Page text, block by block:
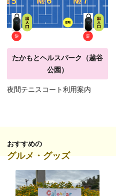
たかもとヘルスパーク（越谷
公園）
夜間テニスコート利用案内
おすすめの
グルメ・グッズ